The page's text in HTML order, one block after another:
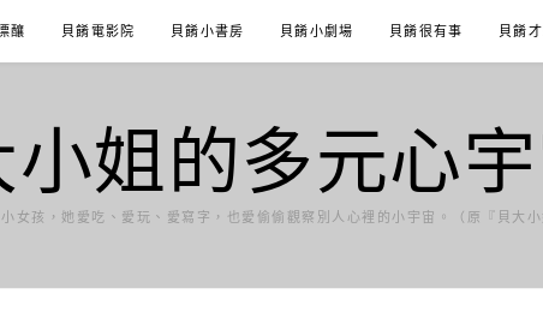
釀 貝餚電影院 貝餚小書房 貝餚小劇場 貝餚很有事 貝餚
小姐的多元心
女孩，她愛吃、愛玩、愛寫字，也愛偷偷觀察別人心裡的小宇宙。（原『貝大